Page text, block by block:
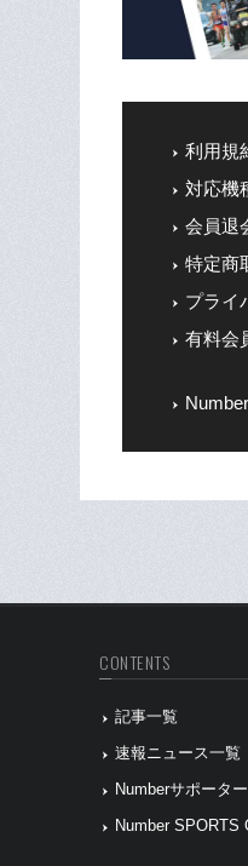
利用規
対応機
会員退
特定商
プライ
有料会
CONTENTS
記事一覧
速報ニュース一覧
Numberサポータ
Number SPORTS